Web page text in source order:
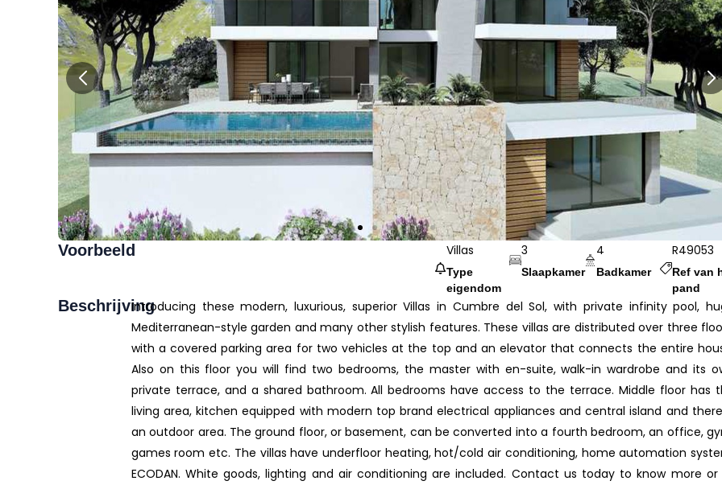
Voorbeeld Villas
Type
eigendom
3
Slaapkamer
4
Badkamer
R49053
Ref van
pand
BeschrijvingIntroducing these modern, luxurious, superior Villas in Cumbre del Sol, with private infinity pool,
Mediterranean-style garden and many other stylish features. These villas are distributed over three
with a covered parking area for two vehicles at the top and an elevator that connects the entire
Also on this floor you will find two bedrooms, the master with en-suite, walk-in wardrobe and its
private terrace, and a shared bathroom. All bedrooms have access to the terrace. Middle floor has
living area, kitchen equipped with modern top brand electrical appliances and central island and
an outdoor area. The ground floor, or basement, can be converted into a fourth bedroom, an office,
games room etc. The villas have underfloor heating, hot/cold air conditioning, home automation
ECODAN. White goods, lighting and air conditioning are included. Contact us today to know more